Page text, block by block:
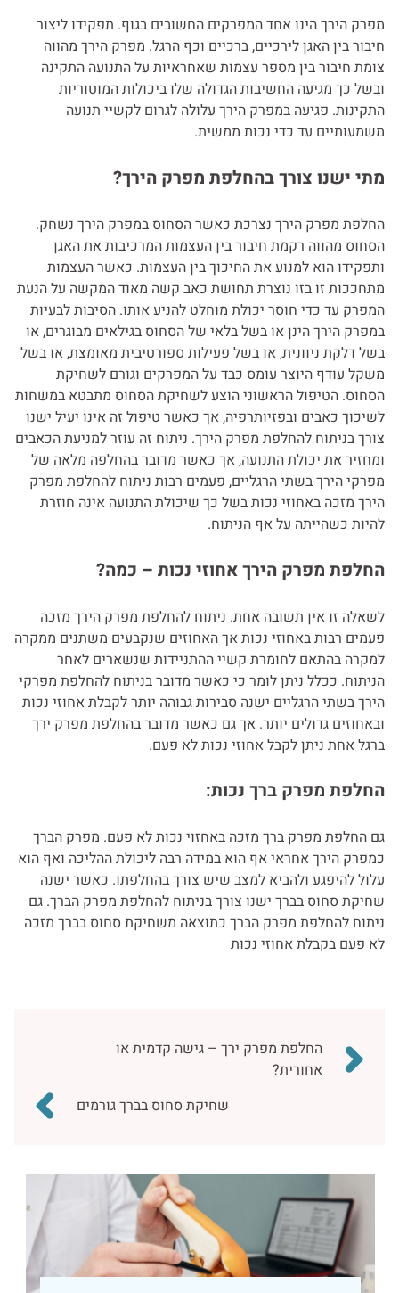
המרפאה הפרטית
מפרק הירך הינו אחד המפרקים החשובים בגוף. תפקידו ליצור
חיבור בין האגן לירכיים, ברכיים וכף הרגל. מפרק הירך מהווה
צומת חיבור בין מספר עצמות שאחראיות על התנועה התקינה
ובשל כך מגיעה החשיבות הגדולה שלו ביכולות המוטוריות
התקינות. פגיעה במפרק הירך עלולה לגרום לקשיי תנועה
משמעותיים עד כדי נכות ממשית.
מתי ישנו צורך בהחלפת מפרק הירך?
החלפת מפרק הירך נצרכת כאשר הסחוס במפרק הירך נשחק.
הסחוס מהווה רקמת חיבור בין העצמות המרכיבות את האגן
ותפקידו הוא למנוע את החיכוך בין העצמות. כאשר העצמות
מתחככות זו בזו נוצרת תחושת כאב קשה מאוד המקשה על הנעת
המפרק עד כדי חוסר יכולת מוחלט להניע אותו. הסיבות לבעיות
במפרק הירך הינן או בשל בלאי של הסחוס בגילאים מבוגרים, או
בשל דלקת ניוונית, או בשל פעילות ספורטיבית מאומצת, או בשל
משקל עודף היוצר עומס כבד על המפרקים וגורם לשחיקת
הסחוס. הטיפול הראשוני הוצע לשחיקת הסחוס מתבטא במשחות
לשיכוך כאבים ובפזיותרפיה, אך כאשר טיפול זה אינו יעיל ישנו
צורך בניתוח להחלפת מפרק הירך. ניתוח זה עוזר למניעת הכאבים
ומחזיר את יכולת התנועה, אך כאשר מדובר בהחלפה מלאה של
מפרקי הירך בשתי הרגליים, פעמים רבות ניתוח להחלפת מפרק
הירך מזכה באחוזי נכות בשל כך שיכולת התנועה אינה חוזרת
להיות כשהייתה על אף הניתוח.
החלפת מפרק הירך אחוזי נכות – כמה?
לשאלה זו אין תשובה אחת. ניתוח להחלפת מפרק הירך מזכה
פעמים רבות באחוזי נכות אך האחוזים שנקבעים משתנים ממקרה
למקרה בהתאם לחומרת קשיי ההתניידות שנשארים לאחר
הניתוח. ככלל ניתן לומר כי כאשר מדובר בניתוח להחלפת מפרקי
הירך בשתי הרגליים ישנה סבירות גבוהה יותר לקבלת אחוזי נכות
ובאחוזים גדולים יותר. אך גם כאשר מדובר בהחלפת מפרק ירך
ברגל אחת ניתן לקבל אחוזי נכות לא פעם.
החלפת מפרק ברך נכות:
גם החלפת מפרק ברך מזכה באחזוי נכות לא פעם. מפרק הברך
כמפרק הירך אחראי אף הוא במידה רבה ליכולת ההליכה ואף הוא
עלול להיפגע ולהביא למצב שיש צורך בהחלפתו. כאשר ישנה
שחיקת סחוס בברך ישנו צורך בניתוח להחלפת מפרק הברך. גם
ניתוח להחלפת מפרק הברך כתוצאה משחיקת סחוס בברך מזכה
לא פעם בקבלת אחוזי נכות
Post
navigation
החלפת מפרק ירך – גישה קדמית או
אחורית?
שחיקת סחוס בברך גורמים